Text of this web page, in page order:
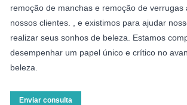
remoção de manchas e remoção de verrugas
nossos clientes. , e existimos para ajudar
realizar seus sonhos de beleza. Estamos
desempenhar um papel único e crítico no
beleza.
Enviar consulta